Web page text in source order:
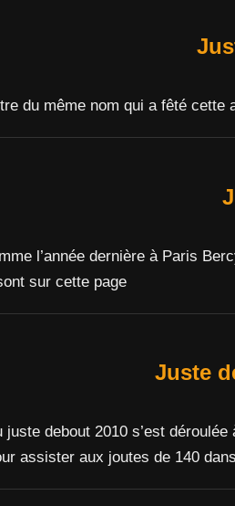
du même nom qui a fêté
l’année dernière à Paris
sur cette page
Juste
debout 2010 s’est
assister aux joutes de 140